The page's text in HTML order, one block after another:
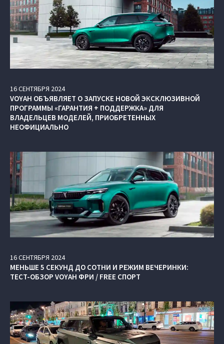
16СЕНТЯБРЯ 2024
VOYAH ОБЪЯВЛЯЕТ О ЗАПУСКЕ НОВОЙ ЭКСКЛЮЗИВНОЙ
ПРОГРАММЫ «ГАРАНТИЯ + ПОДДЕРЖКА» ДЛЯ
ВЛАДЕЛЬЦЕВ МОДЕЛЕЙ, ПРИОБРЕТЕННЫХ
НЕОФИЦИАЛЬНО
16СЕНТЯБРЯ 2024
МЕНЬШЕ 5 СЕКУНД ДО СОТНИ И РЕЖИМ ВЕЧЕРИНКИ:
ТЕСТ-ОБЗОР VOYAH ФРИ / FREE СПОРТ